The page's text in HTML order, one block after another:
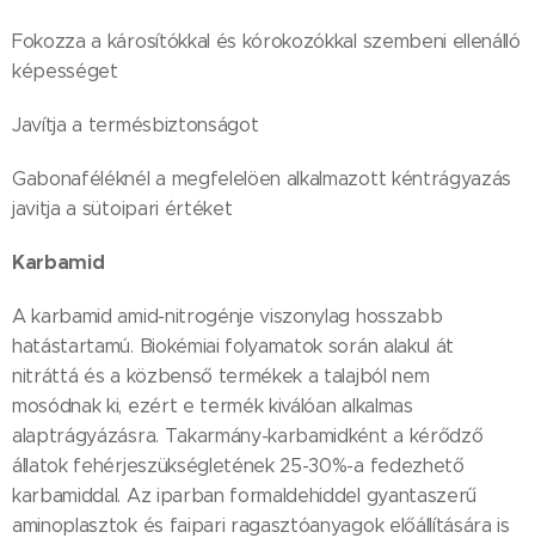
Fokozza a károsítókkal és kórokozókkal szembeni ellenálló
képességet
Javítja a termésbiztonságot
Gabonaféléknél a megfelelöen alkalmazott kéntrágyazás
javitja a sütoipari értéket
Karbamid
A karbamid amid-nitrogénje viszonylag hosszabb
hatástartamú. Biokémiai folyamatok során alakul át
nitráttá és a közbenső termékek a talajból nem
mosódnak ki, ezért e termék kiválóan alkalmas
alaptrágyázásra. Takarmány-karbamidként a kérődző
állatok fehérjeszükségletének 25-30%-a fedezhető
karbamiddal. Az iparban formaldehiddel gyantaszerű
aminoplasztok és faipari ragasztóanyagok előállítására is